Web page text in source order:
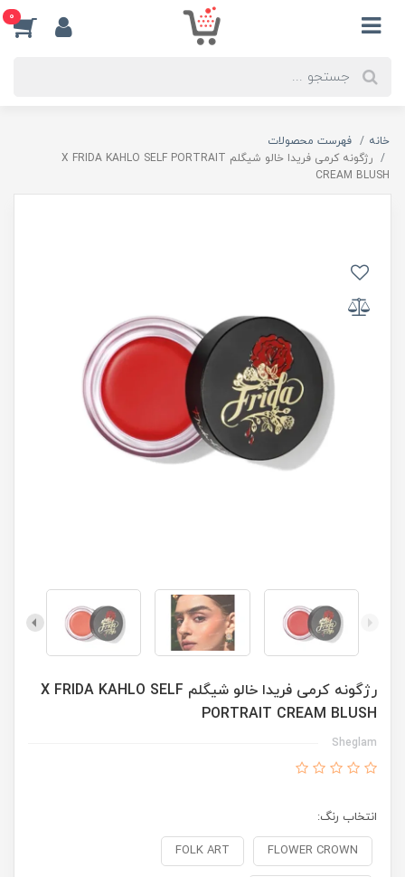
0
خانه
فهرست محصولات
رژگونه کرمی فریدا خالو شیگلم X FRIDA KAHLO SELF PORTRAIT
CREAM BLUSH
رژگونه کرمی فریدا خالو شیگلم X FRIDA KAHLO SELF
PORTRAIT CREAM BLUSH
Sheglam
انتخاب رنگ:
FLOWER CROWN
FOLK ART